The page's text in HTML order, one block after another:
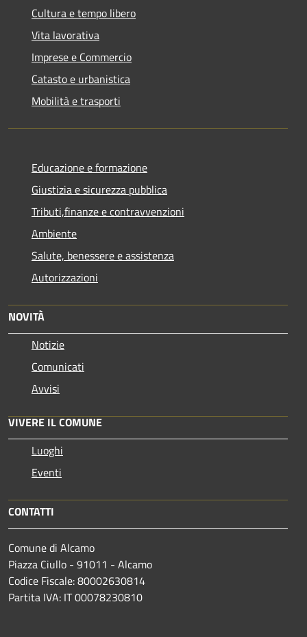
Cultura e tempo libero
Vita lavorativa
Imprese e Commercio
Catasto e urbanistica
Mobilità e trasporti
Educazione e formazione
Giustizia e sicurezza pubblica
Tributi,finanze e contravvenzioni
Ambiente
Salute, benessere e assistenza
Autorizzazioni
NOVITÀ
Notizie
Comunicati
Avvisi
VIVERE IL COMUNE
Luoghi
Eventi
CONTATTI
Comune di Alcamo
Piazza Ciullo - 91011 - Alcamo
Codice Fiscale: 80002630814
Partita IVA: IT 00078230810